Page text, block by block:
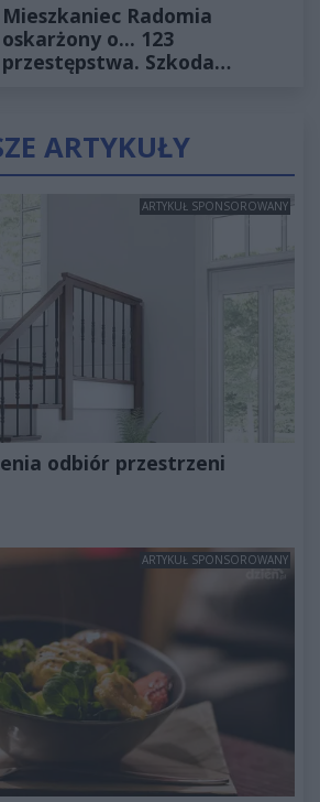
Mieszkaniec Radomia
oskarżony o... 123
przestępstwa. Szkoda
ARTYKUŁY
ARTYKUŁ SPONSOROWANY
odbiór przestrzeni
ARTYKUŁ SPONSOROWANY